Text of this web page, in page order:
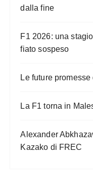
dalla fine
F1 2026: una
fiato sospeso
Le future promesse
La F1 torna in
Alexander
Kazako di FREC